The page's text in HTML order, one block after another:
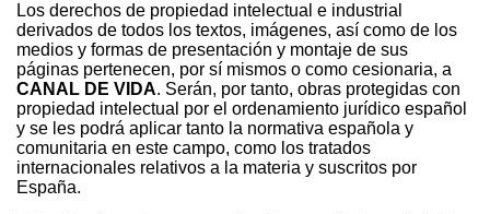
Los derechos de propiedad intelectual e industrial
derivados de todos los textos, imágenes, así como de los
medios y formas de presentación y montaje de sus
páginas pertenecen, por sí mismos o como cesionaria, a
CANAL DE VIDA. Serán, por tanto, obras protegidas con
propiedad intelectual por el ordenamiento jurídico español
y se les podrá aplicar tanto la normativa española y
comunitaria en este campo, como los tratados
internacionales relativos a la materia y suscritos por
España.